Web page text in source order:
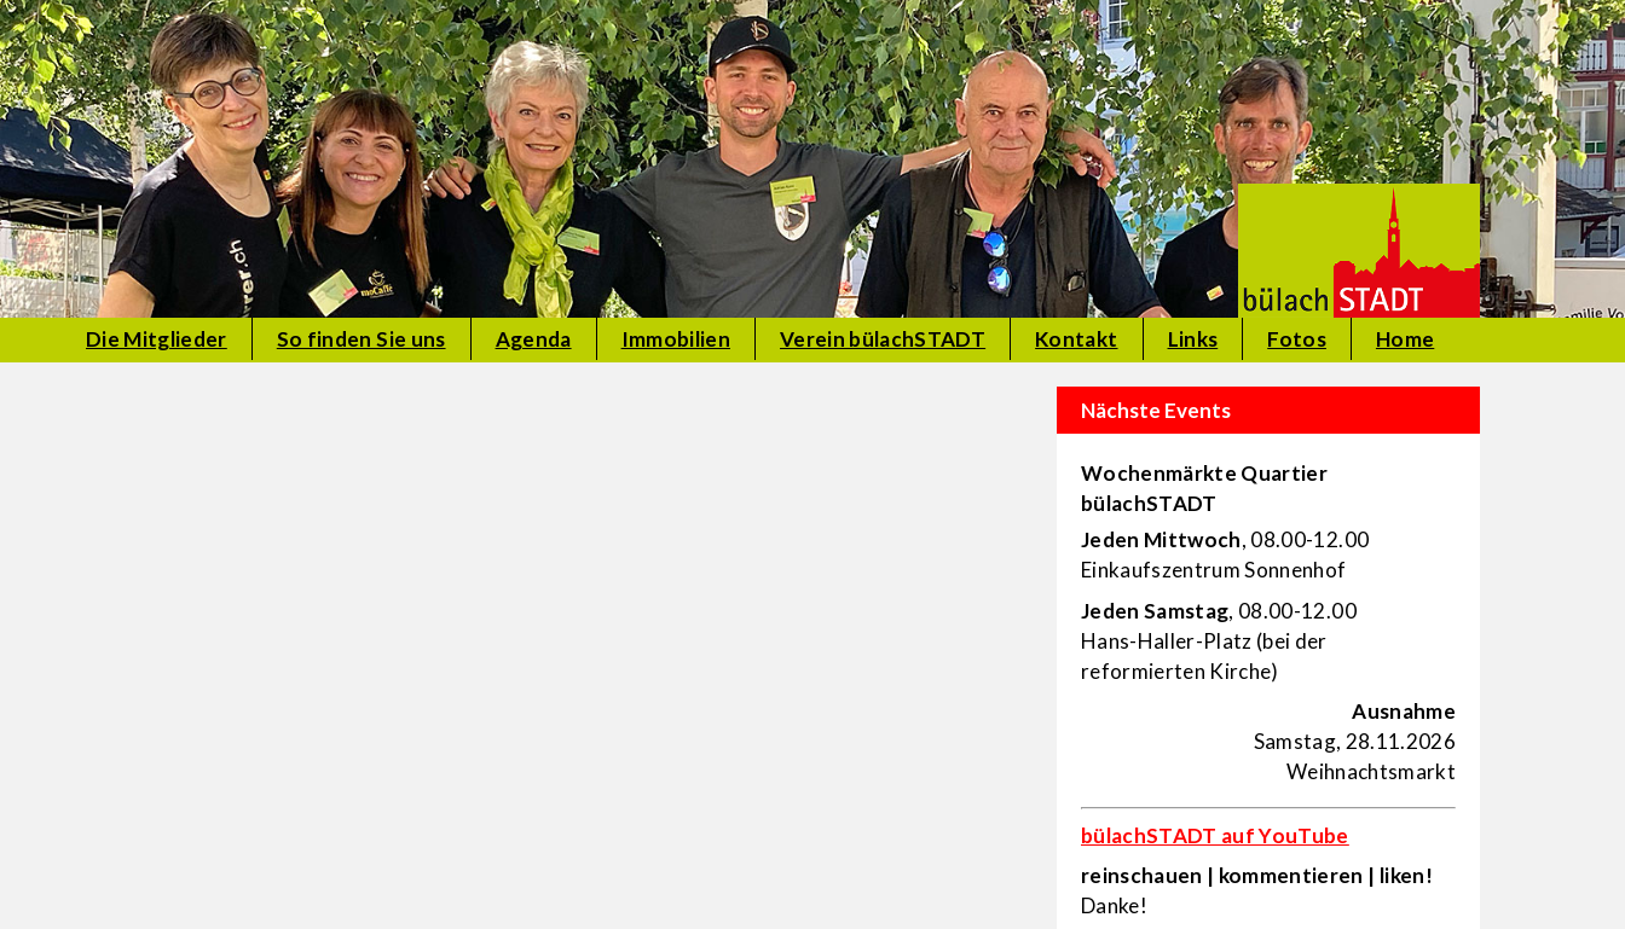
Die Mitglieder So finden Sie uns Agenda Immobilien Verein bülachSTADT Kontakt Links Fotos Home
Nächste Events
Wochenmärkte Quartier
bülachSTADT
Jeden Mittwoch, 08.00-12.00
Einkaufs­zentrum Sonnenhof
Jeden Samstag, 08.00-12.00
Hans-Haller-Platz (bei der
reformierten Kirche)
Ausnahme
Samstag, 28.11.2026
Weihnachtsmarkt
bülachSTADT auf YouTube
reinschauen | kommentieren | liken!
Danke!